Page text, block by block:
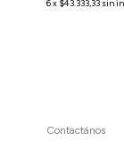
6x $43.333,33 sin
Contactános